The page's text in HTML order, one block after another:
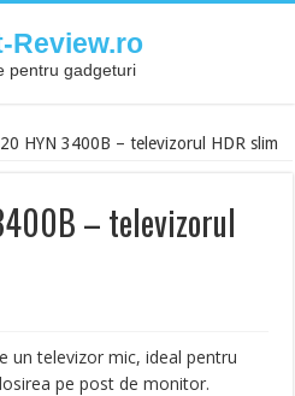
Review.ro
pentru gadgeturi
HYN 3400B – televizorul HDR slim
– televizorul
un televizor mic, ideal pentru
pe post de monitor.